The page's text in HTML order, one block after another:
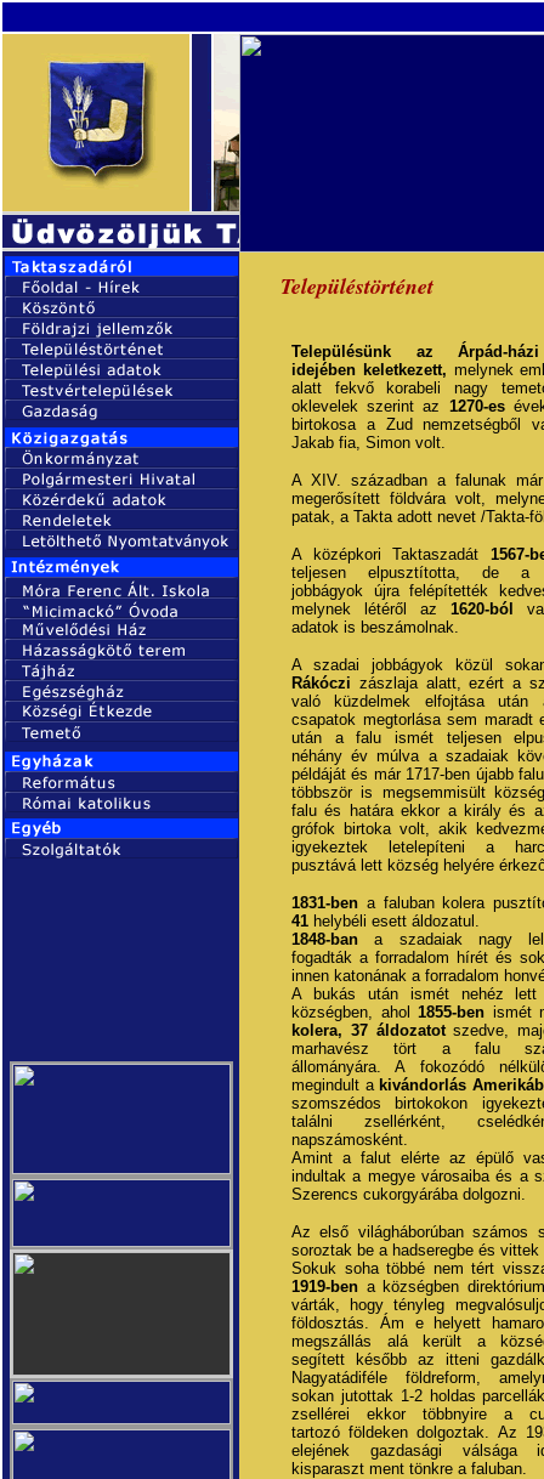
Településtörténet
Településünk az Árpád-
idejében keletkezett, melynek
alatt fekvő korabeli nagy
oklevelek szerint az 1270-es
birtokosa a Zud nemzetségből
Jakab fia, Simon volt.
A XIV. században a falunak
megerősített földvára volt,
patak, a Takta adott nevet /Takta-
A középkori Taktaszadát 1567-
teljesen elpusztította, de a
jobbágyok újra felépítették
melynek létéről az 1620-ból
adatok is beszámolnak.
A szadai jobbágyok közül
Rákóczi zászlaja alatt, ezért a
való küzdelmek elfojtása után
csapatok megtorlása sem maradt
után a falu ismét teljesen
néhány év múlva a szadaiak
példáját és már 1717-ben újabb
többször is megsemmisült
falu és határa ekkor a király és
grófok birtoka volt, akik
igyekeztek letelepíteni a
pusztává lett község helyére
1831-ben a faluban kolera
41 helybéli esett áldozatul.
1848-ban a szadaiak nagy
fogadták a forradalom hírét és
innen katonának a forradalom
A bukás után ismét nehéz
községben, ahol1855-ben ismét
kolera, 37 áldozatotszedve,
marhavész tört a falu
állományára. A fokozódó
megindult a kivándorlás
szomszédos birtokokon
találni zsellérként,
napszámosként.
Amint a falut elérte az épülő
indultak a megye városaiba és a
Szerencs cukorgyárába dolgozni.
Az első világháborúban számos
soroztak be a hadseregbe és
Sokuk soha többé nem tért
1919-ben a községben
várták, hogy tényleg
földosztás. Ám e helyett
megszállás alá került a
segített később az itteni
Nagyatádiféle földreform,
sokan jutottak 1-2 holdas
zsellérei ekkor többnyire a
tartozó földeken dolgoztak. Az
elejének gazdasági válsága
kisparaszt ment tönkre a faluban.